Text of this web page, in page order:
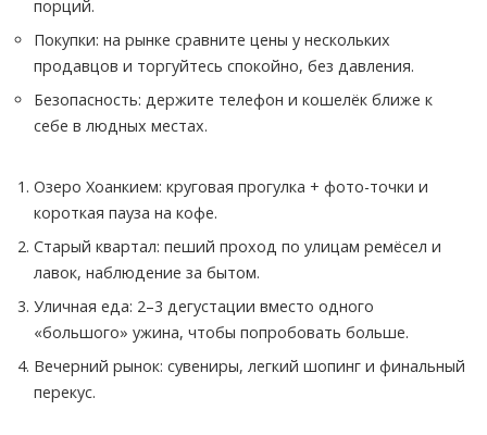
порций.
Покупки: на рынке сравните цены у нескольких
продавцов и торгуйтесь спокойно, без давления.
Безопасность: держите телефон и кошелёк ближе к
себе в людных местах.
Озеро Хоанкием: круговая прогулка + фото-точки и
короткая пауза на кофе.
Старый квартал: пеший проход по улицам ремёсел и
лавок, наблюдение за бытом.
Уличная еда: 2–3 дегустации вместо одного
«большого» ужина, чтобы попробовать больше.
Вечерний рынок: сувениры, легкий шопинг и финальный
перекус.